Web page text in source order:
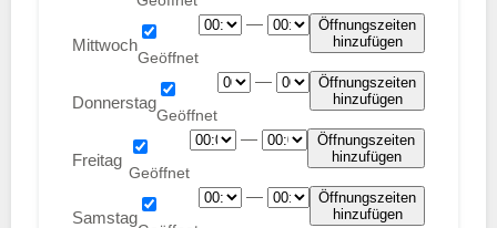
Mittwoch
—
Öffnungszeiten
hinzufügen
Donnerstag
—
Öffnungszeiten
hinzufügen
Freitag
—
Öffnungszeiten
hinzufügen
Samstag
—
Öffnungszeiten
hinzufügen